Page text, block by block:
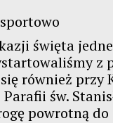
święta
z
również przy
św.
powrotną